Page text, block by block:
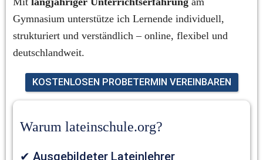
Gymnasium unterstütze ich Lernende individuell,
strukturiert und verständlich – online, flexibel und
deutschlandweit.
KOSTENLOSEN PROBETERMIN VEREINBAREN
Warum lateinschule.org?
✔ Ausgebildeter Lateinlehrer